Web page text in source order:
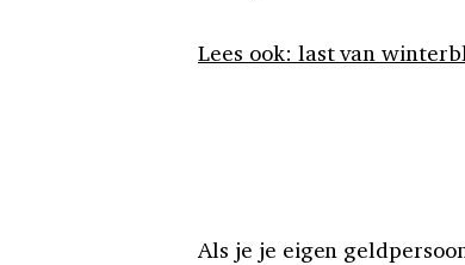
Lees ook: last van
Als je je eigen